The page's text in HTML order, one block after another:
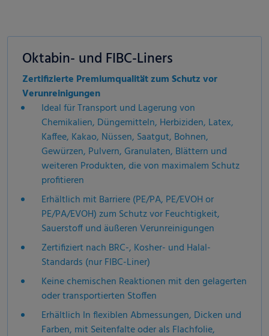
Oktabin- und FIBC-Liners
Zertifizierte Premiumqualität zum Schutz vor
Verunreinigungen
Ideal für Transport und Lagerung von
Chemikalien, Düngemitteln, Herbiziden, Latex,
Kaffee, Kakao, Nüssen, Saatgut, Bohnen,
Gewürzen, Pulvern, Granulaten, Blättern und
weiteren Produkten, die von maximalem Schutz
profitieren
Erhältlich mit Barriere (PE/PA, PE/EVOH or
PE/PA/EVOH) zum Schutz vorFeuchtigkeit,
Sauerstoff und äußeren Verunreinigungen
Zertifiziert nach BRC-, Kosher- und Halal-
Standards (nur FIBC-Liner)
Keine chemischen Reaktionen mit den gelagerten
oder transportierten Stoffen
Erhältlich In flexiblen Abmessungen, Dicken und
Farben, mit Seitenfalte oder als Flachfolie,